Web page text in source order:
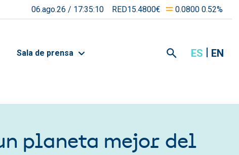
06.ago.26 / 17:35:10 RED15.4800€ 0.0800 0.52%
Sala de prensa ES EN
planeta mejor del